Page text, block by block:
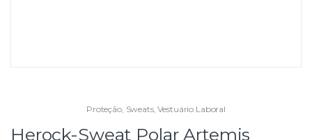
Proteção, Sweats,Vestuário Laboral
Herock-Sweat Polar Artemis